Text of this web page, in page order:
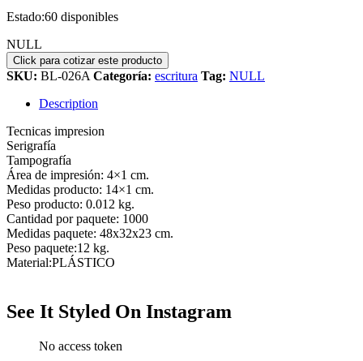
Estado:60 disponibles
NULL
SKU: BL-026A Categoría: escritura Tag: NULL
Description
Tecnicas impresion
Serigrafía
Tampografía
Área de impresión: 4×1 cm.
Medidas producto: 14×1 cm.
Peso producto: 0.012 kg.
Cantidad por paquete: 1000
Medidas paquete: 48x32x23 cm.
Peso paquete:12 kg.
Material:PLÁSTICO
See It Styled On Instagram
No access token